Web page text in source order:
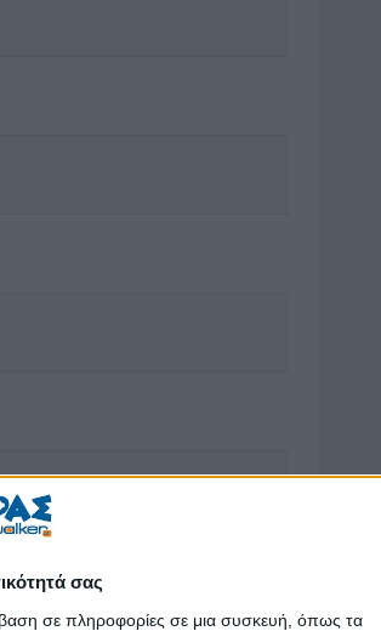
σας
σε πληροφορίες σε μια συσκευή, όπως τα